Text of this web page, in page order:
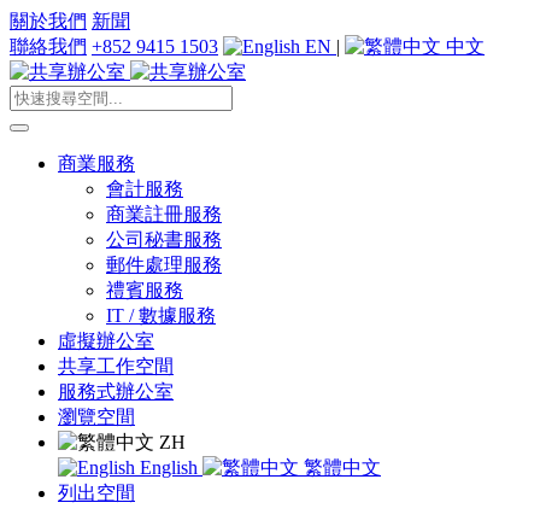
關於我們 新聞
聯絡我們 +852 9415 1503 EN | 中文
商業服務
會計服務
商業註冊服務
公司秘書服務
郵件處理服務
禮賓服務
IT / 數據服務
虛擬辦公室
共享工作空間
服務式辦公室
瀏覽空間
ZH
English
繁體中文
列出空間